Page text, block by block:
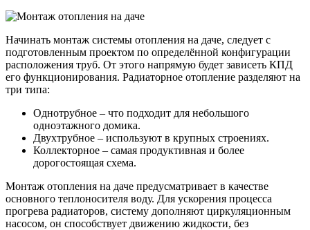
Начинать монтаж системы отопления на даче, следует с
подготовленным проектом по определённой конфигурации
расположения труб. От этого напрямую будет зависеть КПД
его функционирования. Радиаторное отопление разделяют на
три типа:
Однотрубное – что подходит для небольшого
одноэтажного домика.
Двухтрубное – используют в крупных строениях.
Коллекторное – самая продуктивная и более
дорогостоящая схема.
Монтаж отопления на даче предусматривает в качестве
основного теплоносителя воду. Для ускорения процесса
прогрева радиаторов, систему дополняют циркуляционным
насосом, он способствует движению жидкости, без